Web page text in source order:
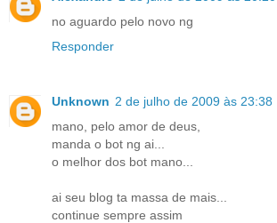
no aguardo pelo novo ng
Responder
Unknown 2 de julho de 2009 às 23:38
mano, pelo amor de deus,
manda o bot ng ai...
o melhor dos bot mano...
ai seu blog ta massa de mais...
continue sempre assim